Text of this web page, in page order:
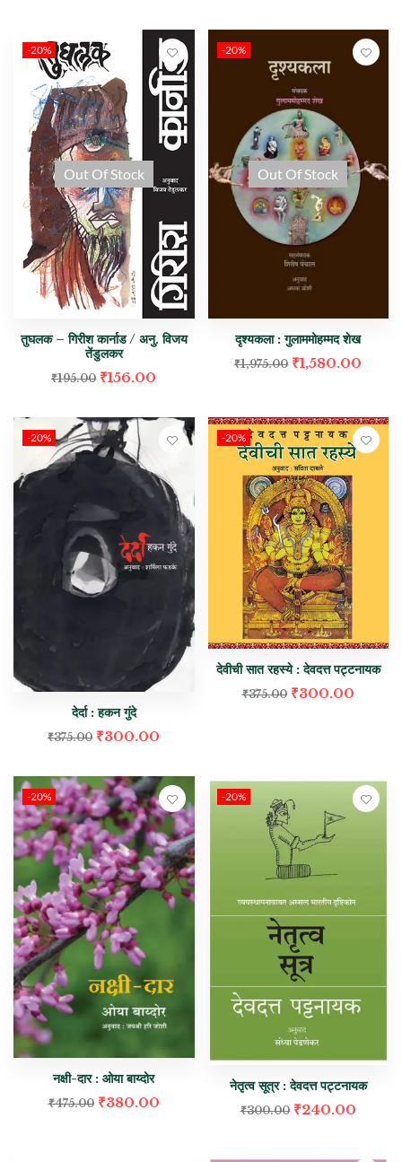
-20%
Out Of Stock
तुघलक – गिरीश कार्नाड / अनु. विजय
तेंडुलकर
₹195.00 ₹156.00
-20%
Out Of Stock
दृश्यकला : गुलाममोहम्मद शेख
₹1,975.00 ₹1,580.00
-20%
देर्दा : हकन गुंदे
₹375.00 ₹300.00
-20%
देवीची सात रहस्ये : देवदत्त पट्टनायक
₹375.00 ₹300.00
-20%
नक्षी-दार : ओया बाय्दोर
₹475.00 ₹380.00
-20%
नेतृत्व सूत्र : देवदत्त पट्टनायक
₹300.00 ₹240.00